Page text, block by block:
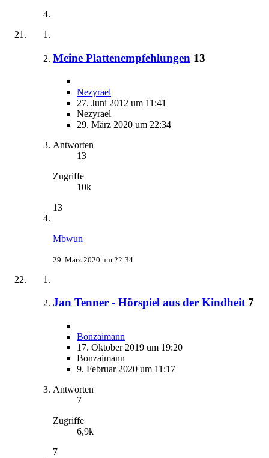
Meine Plattenempfehlungen 13
Nezyrael
27. Juni 2012 um 11:41
Nezyrael
29. März 2020 um 22:34
Antworten
13
Zugriffe
10k
13
Mbwun
29. März 2020 um 22:34
Jan Tenner - Hörspiel aus der Kindheit 7
Bonzaimann
17. Oktober 2019 um 19:20
Bonzaimann
9. Februar 2020 um 11:17
Antworten
7
Zugriffe
6,9k
7